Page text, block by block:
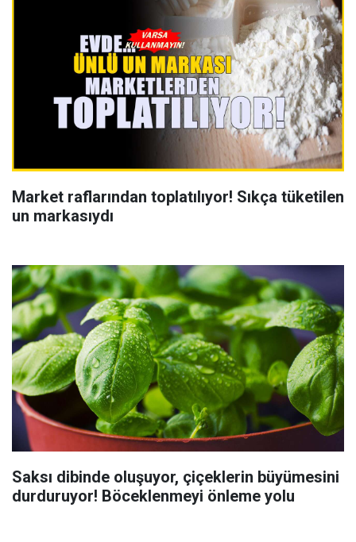
Market raflarından toplatılıyor! Sıkça tüketilen
un markasıydı
Saksı dibinde oluşuyor, çiçeklerin büyümesini
durduruyor! Böceklenmeyi önleme yolu